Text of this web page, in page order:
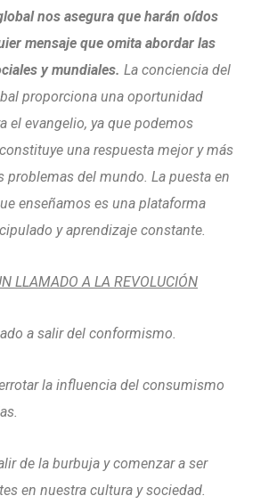
nos asegura que harán oídos
mensaje que omita abordar las
y mundiales. La conciencia del
proporciona una oportunidad
el evangelio, ya que podemos
una respuesta mejor y más
problemas del mundo. La puesta en
enseñamos es una plataforma
y aprendizaje constante.
LLAMADO A LA REVOLUCIÓN
a salir del conformismo.
la influencia del consumismo
de la burbuja y comenzar a ser
en nuestra cultura y sociedad.